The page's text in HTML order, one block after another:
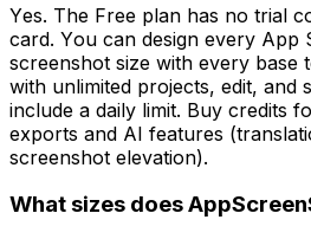
Yes. The Free plan has no trial
card. You can design every App
screenshot size with every base
with unlimited projects, edit, and
include a daily limit. Buy credits
exports and AI features
screenshot elevation).
What sizes does